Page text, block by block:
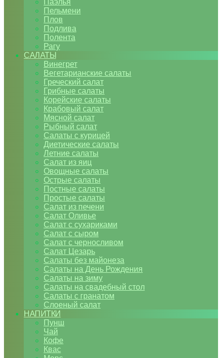
Паэлья
Пельмени
Плов
Подлива
Полента
Рагу
САЛАТЫ
Винегрет
Вегетарианские салаты
Греческий салат
Грибные салаты
Корейские салаты
Крабовый салат
Мясной салат
Рыбный салат
Салаты с курицей
Диетические салаты
Летние салаты
Салат из яиц
Овощные салаты
Острые салаты
Постные салаты
Простые салаты
Салат из печени
Салат Оливье
Салат с сухариками
Салат с сыром
Салат с черносливом
Салат Цезарь
Салаты без майонеза
Салаты на День Рождения
Салаты на зиму
Салаты на свадебный стол
Салаты с гранатом
Слоеный салат
НАПИТКИ
Пунш
Чай
Кофе
Квас